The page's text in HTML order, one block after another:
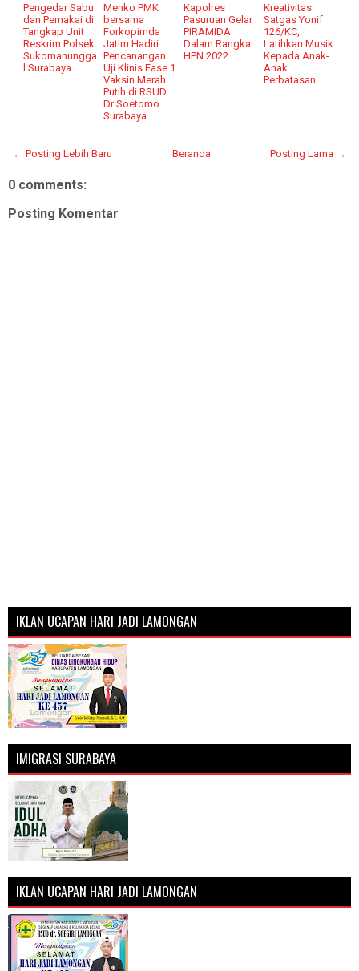
Pengedar Sabu
dan Pemakai di
Tangkap Unit
Reskrim Polsek
Sukomanungga
l Surabaya
Menko PMK
bersama
Forkopimda
Jatim Hadiri
Pencanangan
Uji Klinis Fase 1
Vaksin Merah
Putih di RSUD
Dr Soetomo
Surabaya
Kapolres
Pasuruan Gelar
PIRAMIDA
Dalam Rangka
HPN 2022
Kreativitas
Satgas Yonif
126/KC,
Latihkan Musik
Kepada Anak-
Anak
Perbatasan
← Posting Lebih Baru Posting Lama →
Beranda
0 comments:
Posting Komentar
IKLAN UCAPAN HARI JADI LAMONGAN
IMIGRASI SURABAYA
IKLAN UCAPAN HARI JADI LAMONGAN